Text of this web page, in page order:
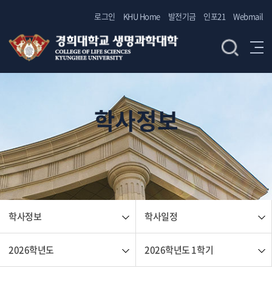
로그인 KHU Home 발전기금 인포21 Webmail
학사정보
학사정보 학사일정
2026학년도 2026학년도 1학기